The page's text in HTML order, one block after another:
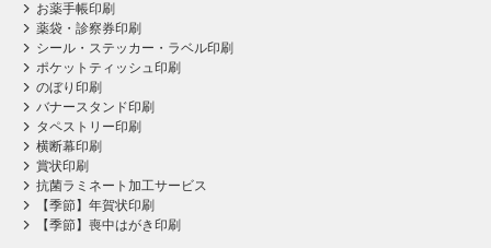
お薬手帳印刷
薬袋・診察券印刷
シール・ステッカー・ラベル印刷
ポケットティッシュ印刷
のぼり印刷
バナースタンド印刷
タペストリー印刷
横断幕印刷
賞状印刷
抗菌ラミネート加工サービス
【季節】年賀状印刷
【季節】喪中はがき印刷